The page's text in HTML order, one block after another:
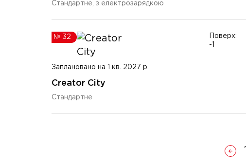
Стандартне, з електрозарядкою
№ 32
Заплановано на 1 кв. 2027 р.
Creator City
Стандартне
Поверх:
-1
1